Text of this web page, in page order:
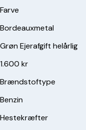
Farve
Bordeauxmetal
Grøn Ejerafgift helårlig
1.600 kr
Brændstoftype
Benzin
Hestekræfter